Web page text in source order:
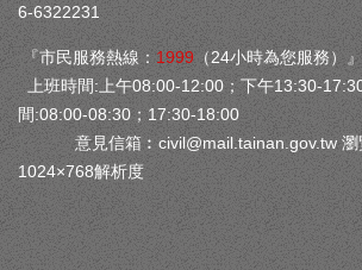
6-6322231
『市民服務熱線： 1999 （24小時為您服務）』
上班時間:上午08:00-12:00；下午13:30-
間:08:00-08:30；17:30-18:00
意見信箱︰ civil@mail.tainan.gov.tw 瀏
1024×768解析度